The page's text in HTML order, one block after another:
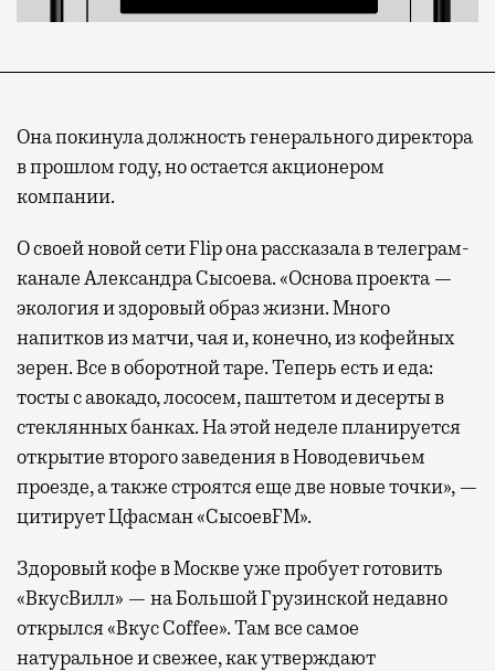
Она покинула должность генерального директора
в прошлом году, но остается акционером
компании.
О своей новой сети Flip она рассказала в телеграм-
канале Александра Сысоева. «Основа проекта —
экология и здоровый образ жизни. Много
напитков из матчи, чая и, конечно, из кофейных
зерен. Все в оборотной таре. Теперь есть и еда:
тосты с авокадо, лососем, паштетом и десерты в
стеклянных банках. На этой неделе планируется
открытие второго заведения в Новодевичьем
проезде, а также строятся еще две новые точки», —
цитирует Цфасман «СысоевFM».
Здоровый кофе в Москве уже пробует готовить
«ВкусВилл» — на Большой Грузинской недавно
открылся «Вкус Coffee». Там все самое
натуральное и свежее, как утверждают